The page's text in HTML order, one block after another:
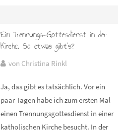
Ein Trennungs-Gottesdienst in der
Kirche. So etwas gibt’s?
von Christina Rinkl
Ja, das gibt es tatsächlich. Vor ein
paar Tagen habe ich zum ersten Mal
einen Trennungsgottesdienst in einer
katholischen Kirche besucht. In der